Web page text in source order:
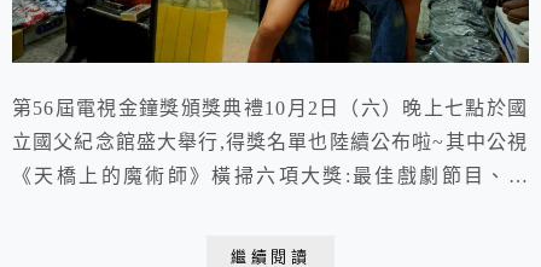
第56屆電視金鐘獎頒獎典禮10月2日（六）晚上七點於國
立國父紀念館盛大舉行,得獎名單也陸續公布啦~其中公視
《天橋上的魔術師》橫掃六項大獎:最佳戲劇節目、導
繼續閱讀